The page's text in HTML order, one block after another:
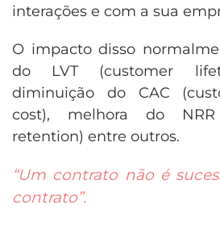
interações e com a sua
O impacto disso
do LVT (customer
diminuição do CAC
cost), melhora do
retention) entre outros.
“Um contrato não é
contrato”.